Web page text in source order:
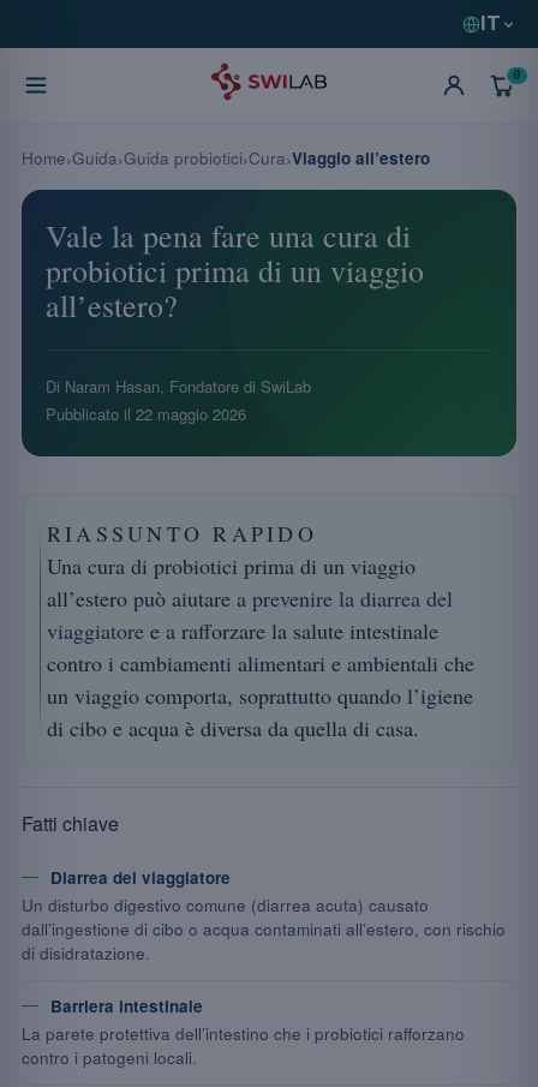
IT
0
Vale la pena fare una cura di
probiotici prima di un viaggio
all’estero?
Di Naram Hasan, Fondatore di SwiLab
Pubblicato il 22 maggio 2026
RIASSUNTO RAPIDO
Una cura di probiotici prima di un viaggio
all’estero può aiutare a prevenire la diarrea del
viaggiatore e a rafforzare la salute intestinale
contro i cambiamenti alimentari e ambientali che
un viaggio comporta, soprattutto quando l’igiene
di cibo e acqua è diversa da quella di casa.
Fatti chiave
Diarrea del viaggiatore
Un disturbo digestivo comune (diarrea acuta) causato
dall’ingestione di cibo o acqua contaminati all’estero, con rischio
di disidratazione.
Barriera intestinale
La parete protettiva dell’intestino che i probiotici rafforzano
contro i patogeni locali.
Home Guida Guida probiotici Cura Viaggio all’estero